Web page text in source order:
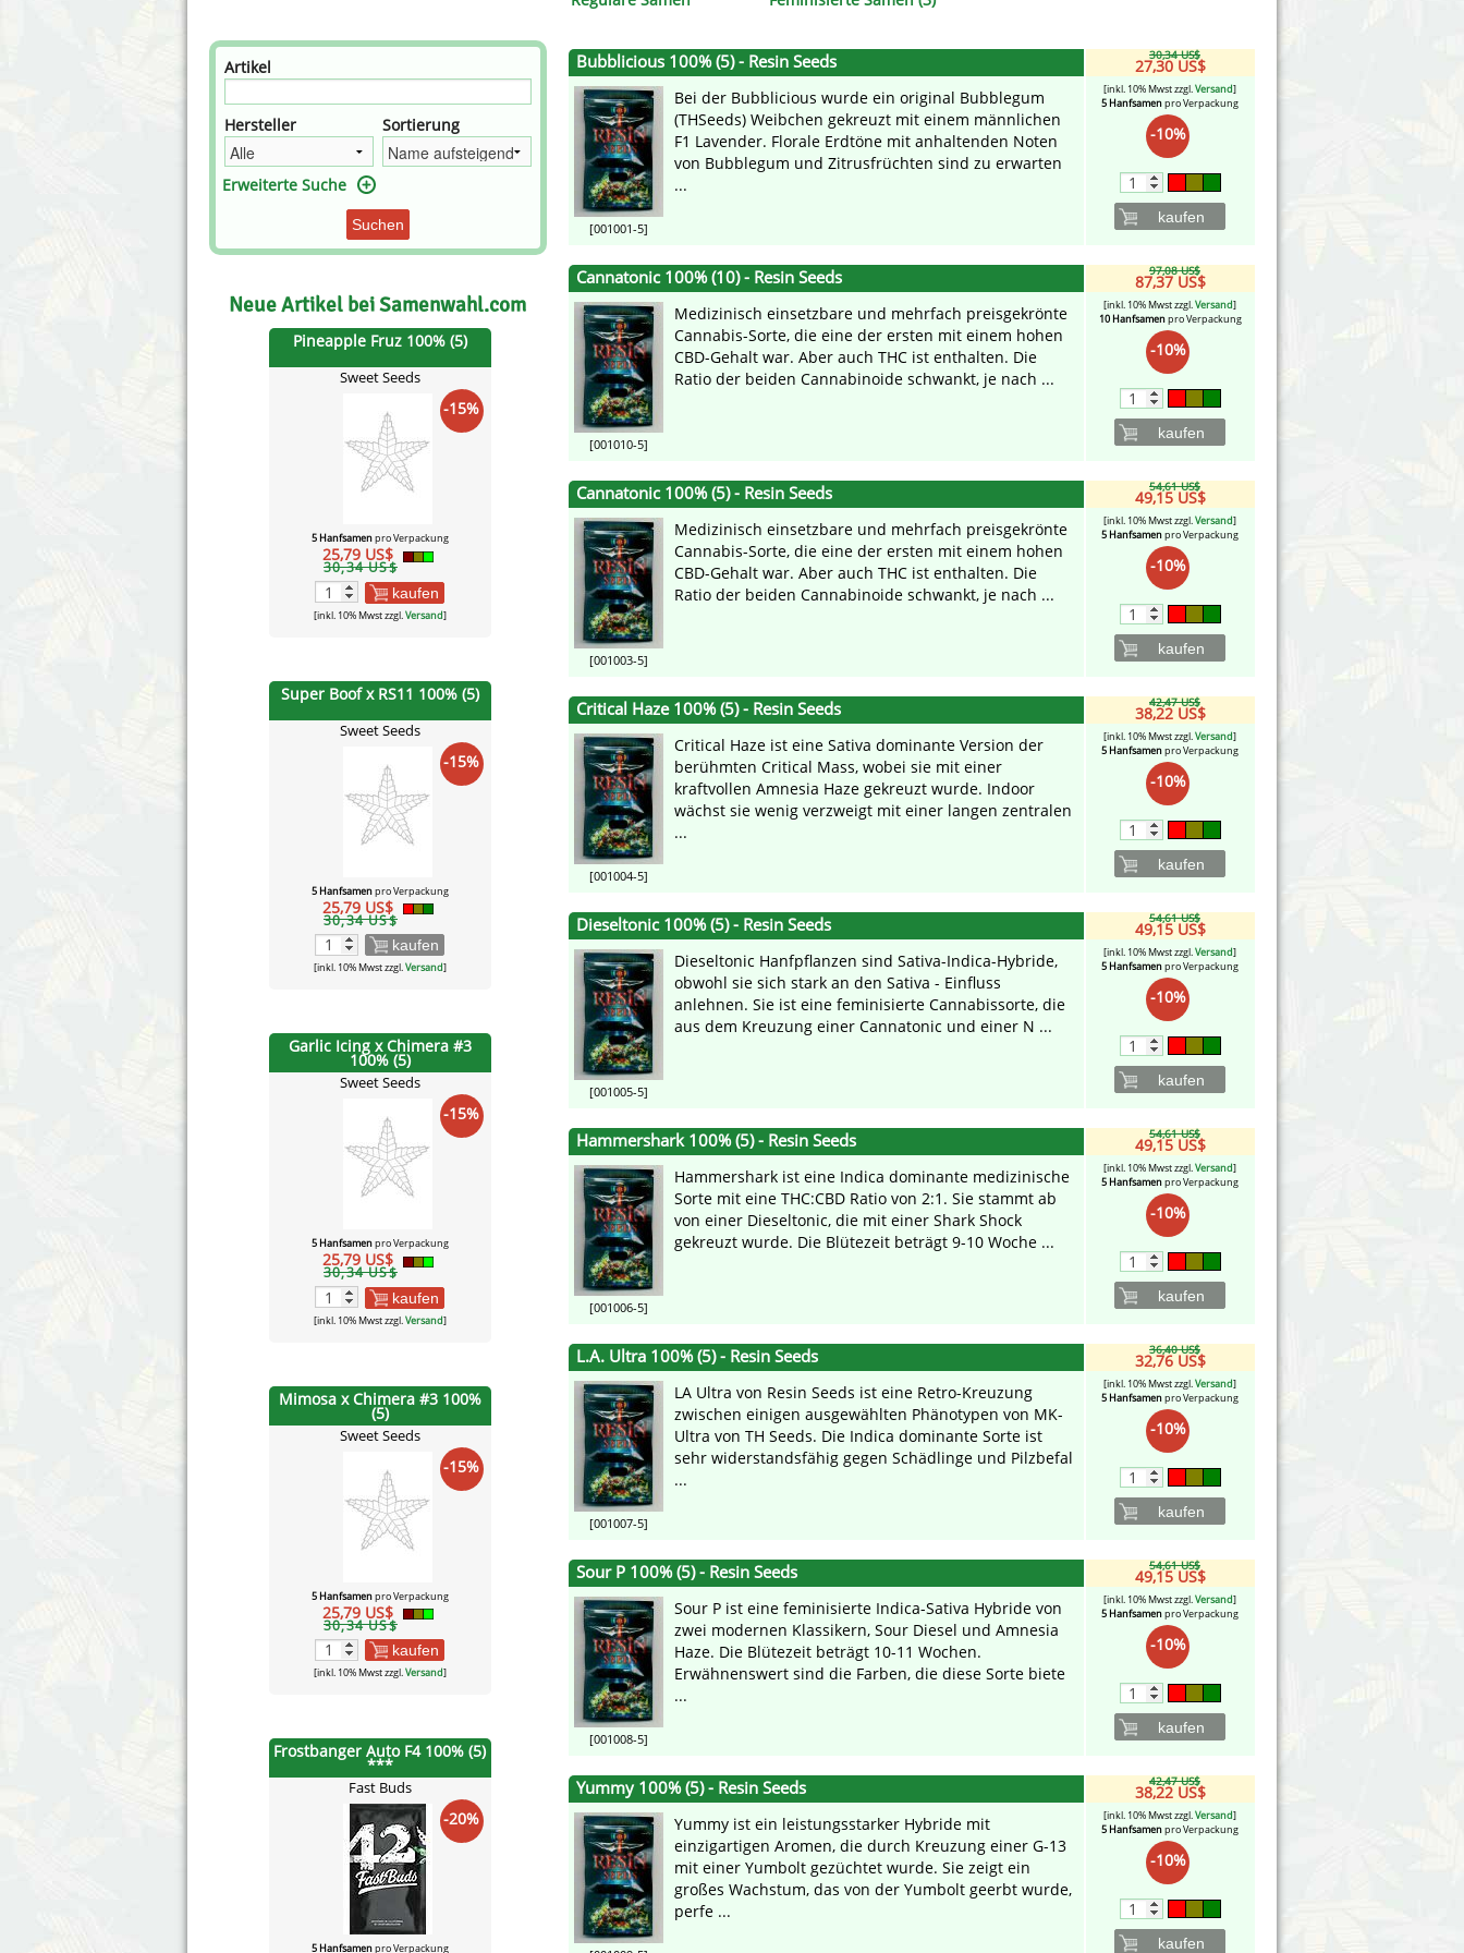
Barney´s Farm
Blimburn Seeds
Bulk Seed Bank
Cannabella Genetics
Genehtik Seeds
House of the Great Gardener
Mandala
Medical Seeds Co.
Ministry of Cannabis
Paradise Seeds
Philosopher Seeds
Silent Seeds
Söllner - Vadda's Marijuanabam
Sumo Seeds
Vision Seeds
White Label Seeds
World of Seeds
CBD Nutzhanfsamen
Artikel
Hersteller Sortierung
Erweiterte Suche
Suchen
Neue Artikel bei Samenwahl.com
Pineapple Fruz 100% (5)
Sweet Seeds
-15%
5 Hanfsamenpro Verpackung
25,79 US$
30,34 US$
kaufen
[inkl. 10% Mwst zzgl.Versand]
Super Boof x RS11 100% (5)
Sweet Seeds
-15%
5 Hanfsamenpro Verpackung
25,79 US$
30,34 US$
kaufen
[inkl. 10% Mwst zzgl.Versand]
Garlic Icing x Chimera #3
100% (5)
Sweet Seeds
-15%
5 Hanfsamenpro Verpackung
25,79 US$
30,34 US$
kaufen
[inkl. 10% Mwst zzgl.Versand]
Mimosa x Chimera #3 100%
(5)
Sweet Seeds
-15%
5 Hanfsamenpro Verpackung
25,79 US$
30,34 US$
kaufen
[inkl. 10% Mwst zzgl.Versand]
Frostbanger Auto F4 100% (5)
***
Fast Buds
-20%
5 Hanfsamenpro Verpackung
Bubblicious 100% (5) - Resin Seeds
[001001-5]
Bei der Bubblicious wurde ein original Bubblegum
(THSeeds) Weibchen gekreuzt mit einem männlichen
F1 Lavender. Florale Erdtöne mit anhaltenden Noten
von Bubblegum und Zitrusfrüchten sind zu erwarten
...
30,34 US$
27,30 US$
[inkl. 10% Mwst zzgl.Versand]
5 Hanfsamenpro Verpackung
-10%
kaufen
Cannatonic 100% (10) - Resin Seeds
[001010-5]
Medizinisch einsetzbare und mehrfach preisgekrönte
Cannabis-Sorte, die eine der ersten mit einem hohen
CBD-Gehalt war. Aber auch THC ist enthalten. Die
Ratio der beiden Cannabinoide schwankt, je nach ...
97,08 US$
87,37 US$
[inkl. 10% Mwst zzgl.Versand]
10 Hanfsamenpro Verpackung
-10%
kaufen
Cannatonic 100% (5) - Resin Seeds
[001003-5]
Medizinisch einsetzbare und mehrfach preisgekrönte
Cannabis-Sorte, die eine der ersten mit einem hohen
CBD-Gehalt war. Aber auch THC ist enthalten. Die
Ratio der beiden Cannabinoide schwankt, je nach ...
54,61 US$
49,15 US$
[inkl. 10% Mwst zzgl.Versand]
5 Hanfsamenpro Verpackung
-10%
kaufen
Critical Haze 100% (5) - Resin Seeds
[001004-5]
Critical Haze ist eine Sativa dominante Version der
berühmten Critical Mass, wobei sie mit einer
kraftvollen Amnesia Haze gekreuzt wurde. Indoor
wächst sie wenig verzweigt mit einer langen zentralen
...
42,47 US$
38,22 US$
[inkl. 10% Mwst zzgl.Versand]
5 Hanfsamenpro Verpackung
-10%
kaufen
Dieseltonic 100% (5) - Resin Seeds
[001005-5]
Dieseltonic Hanfpflanzen sind Sativa-Indica-Hybride,
obwohl sie sich stark an den Sativa - Einfluss
anlehnen. Sie ist eine feminisierte Cannabissorte, die
aus dem Kreuzung einer Cannatonic und einer N ...
54,61 US$
49,15 US$
[inkl. 10% Mwst zzgl.Versand]
5 Hanfsamenpro Verpackung
-10%
kaufen
Hammershark 100% (5) - Resin Seeds
[001006-5]
Hammershark ist eine Indica dominante medizinische
Sorte mit eine THC:CBD Ratio von 2:1. Sie stammt ab
von einer Dieseltonic, die mit einer Shark Shock
gekreuzt wurde. Die Blütezeit beträgt 9-10 Woche ...
54,61 US$
49,15 US$
[inkl. 10% Mwst zzgl.Versand]
5 Hanfsamenpro Verpackung
-10%
kaufen
L.A. Ultra 100% (5) - Resin Seeds
[001007-5]
LA Ultra von Resin Seeds ist eine Retro-Kreuzung
zwischen einigen ausgewählten Phänotypen von MK-
Ultra von TH Seeds. Die Indica dominante Sorte ist
sehr widerstandsfähig gegen Schädlinge und Pilzbefal
...
36,40 US$
32,76 US$
[inkl. 10% Mwst zzgl.Versand]
5 Hanfsamenpro Verpackung
-10%
kaufen
Sour P 100% (5) - Resin Seeds
[001008-5]
Sour P ist eine feminisierte Indica-Sativa Hybride von
zwei modernen Klassikern, Sour Diesel und Amnesia
Haze. Die Blütezeit beträgt 10-11 Wochen.
Erwähnenswert sind die Farben, die diese Sorte biete
...
54,61 US$
49,15 US$
[inkl. 10% Mwst zzgl.Versand]
5 Hanfsamenpro Verpackung
-10%
kaufen
Yummy 100% (5) - Resin Seeds
Yummy ist ein leistungsstarker Hybride mit
einzigartigen Aromen, die durch Kreuzung einer G-13
mit einer Yumbolt gezüchtet wurde. Sie zeigt ein
großes Wachstum, das von der Yumbolt geerbt wurde,
perfe ...
42,47 US$
38,22 US$
[inkl. 10% Mwst zzgl.Versand]
5 Hanfsamenpro Verpackung
-10%
kaufen